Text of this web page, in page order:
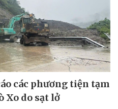
các phương tiện tạm
Xo do sạt lở